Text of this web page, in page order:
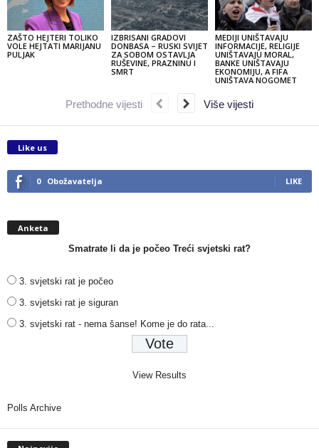
ZAŠTO HEJTERI TOLIKO
VOLE HEJTATI MARIJANU
PULJAK
IZBRISANI GRADOVI
DONBASA – RUSKI SVIJET
ZA SOBOM OSTAVLJA
RUŠEVINE, PRAZNINU I
SMRT
MEDIJI UNIŠTAVAJU
INFORMACIJE, RELIGIJE
UNIŠTAVAJU MORAL,
BANKE UNIŠTAVAJU
EKONOMIJU, A FIFA
UNIŠTAVA NOGOMET
Prethodne vijesti Više vijesti
Like us
0 Obožavatelja LIKE
Anketa
Smatrate li da je počeo Treći svjetski rat?
3. svjetski rat je počeo
3. svjetski rat je siguran
3. svjetski rat - nema šanse! Kome je do rata...
View Results
Polls Archive